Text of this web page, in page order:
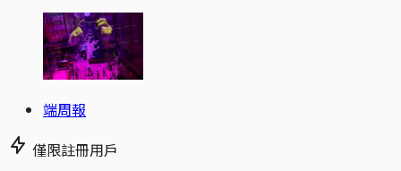
端周報
僅限註冊用戶